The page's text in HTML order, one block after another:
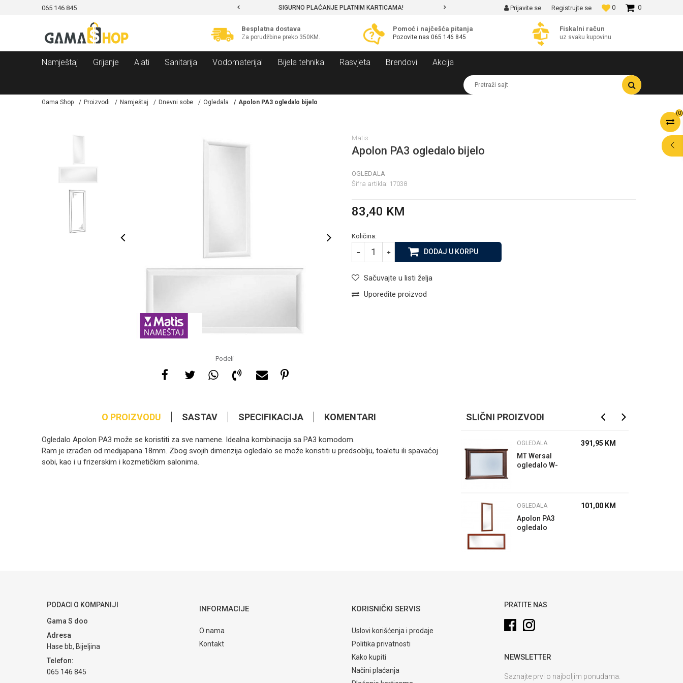
065 146 845 SIGURNO PLAĆANJE PLATNIM KARTICAMA! MOGUĆNOST BESPLATNE ISPORUKE! 0
0
Prijavite se Registrujte se
Besplatna dostava
Za porudžbine preko 350KM.
Pomoć i najčešća pitanja
Pozovite nas 065 146 845
Fiskalni račun
uz svaku kupovinu
Namještaj Grijanje Alati Sanitarija Vodomaterijal Bijela tehnika Rasvjeta Brendovi Akcija
Pretraži sajt
(0)
Gama Shop Proizvodi Namještaj Dnevni sobe Ogledala Apolon PA3 ogledalo bijelo
Podeli
Matis
Apolon PA3 ogledalo bijelo
OGLEDALA
Šifra artikla: 17038
83,40 KM
Količina:
DODAJ U KORPU
Sačuvajte u listi želja
Uporedite proizvod
O PROIZVODU SASTAV SPECIFIKACIJA KOMENTARI
Ogledalo Apolon PA3 može se koristiti za sve namene. Idealna kombinacija sa PA3 komodom.
Ram je izrađen od medijapana 18mm. Zbog svojih dimenzija ogledalo se može koristiti u predsoblju, toaletu ili spavaćoj
sobi, kao i u frizerskim i kozmetičkim salonima.
SLIČNI PROIZVODI
OGLEDALA
Ogledalo
OGLEDALA
MT Wersal
ogledalo W-
391,95 KM
OGLEDALA
Apolon PA3
ogledalo
101,00 KM
PODACI O KOMPANIJI
Gama S doo
Adresa
Hase bb, Bijeljina
Telefon:
065 146 845
INFORMACIJE
O nama
Kontakt
KORISNIČKI SERVIS
Uslovi korišćenja i prodaje
Politika privatnosti
Kako kupiti
Načini plaćanja
PRATITE NAS
NEWSLETTER
Saznajte prvi o najboljim ponudama.